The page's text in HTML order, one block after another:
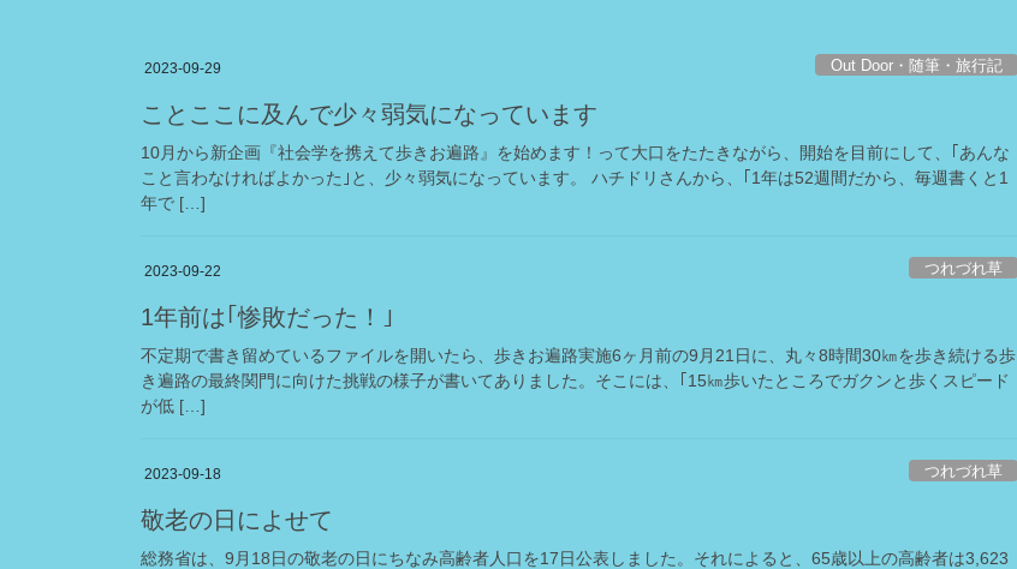
2023-09-29 Out Door・随筆・旅行記
ことここに及んで少々弱気になっています
10月から新企画『社会学を携えて歩きお遍路』を始めます！って大口をたたきながら、開始を目前にして、｢あんな
こと言わなければよかった｣と、少々弱気になっています。 ハチドリさんから、｢1年は52週間だから、毎週書くと1
年で […]
2023-09-22 つれづれ草
1年前は｢惨敗だった！｣
不定期で書き留めているファイルを開いたら、歩きお遍路実施6ヶ月前の9月21日に、丸々8時間30㎞を歩き続ける歩
き遍路の最終関門に向けた挑戦の様子が書いてありました。そこには、｢15㎞歩いたところでガクンと歩くスピード
が低 […]
2023-09-18 つれづれ草
敬老の日によせて
総務省は、9月18日の敬老の日にちなみ高齢者人口を17日公表しました。それによると、65歳以上の高齢者は3,623